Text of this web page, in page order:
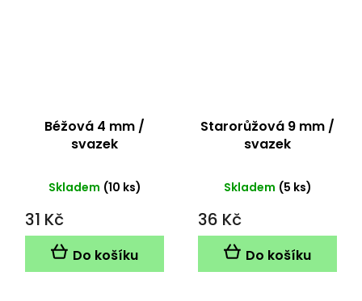
Béžová 4 mm /
svazek
Skladem (10 ks)
31 Kč
Do košíku
Starorůžová 9 mm /
svazek
Skladem (5 ks)
36 Kč
Do košíku